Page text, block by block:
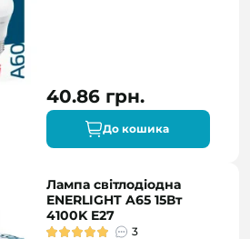
40.86 грн.
До кошика
Лампа світлодіодна
ENERLIGHT A65 15Вт
4100K E27
3